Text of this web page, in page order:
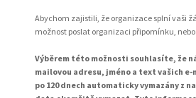
Abychom zajistili, že organizace splní vaši
možnost poslat organizaci připomínku,
Výběrem této možnosti souhlasíte, že
mailovou adresu, jméno a text vašich
po 120 dnech automaticky vymazány z